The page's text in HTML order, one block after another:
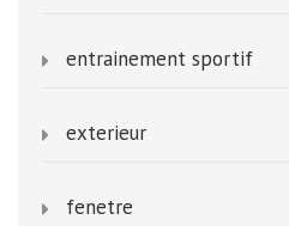
entrainement sportif
exterieur
fenetre